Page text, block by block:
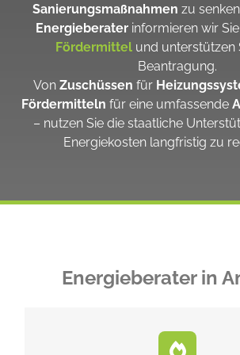
Sanierungsmaßnahmen zu
Energieberater informieren wir
Fördermittel und unterstützen
Beantragung.
VonZuschüssen für
Fördermitteln für eine umfassende
– nutzen Sie die staatliche
Energiekosten langfristig zu
Energieberater in